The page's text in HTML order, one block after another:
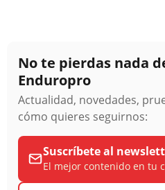
No te pierdas nada
Enduropro
Actualidad, novedades,
cómo quieres seguirnos:
Suscríbete al
El mejor contenido en tu